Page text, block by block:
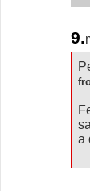
9.
a